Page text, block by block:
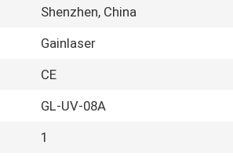
Shenzhen, China
Gainlaser
CE
GL-UV-08A
1